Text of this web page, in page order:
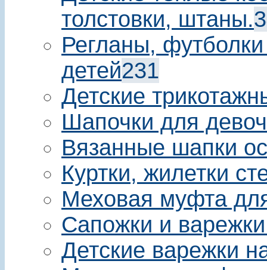
толстовки, штаны.
Регланы,
детей231
Детские
Шапочки для
Вязанные шапки
Куртки, жилетки
Меховая муфта
Сапожки и
Детские варежки